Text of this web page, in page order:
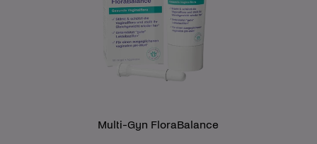
Multi-Gyn FloraBalance